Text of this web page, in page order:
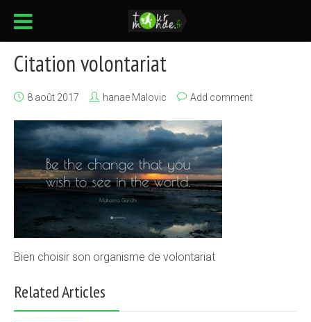
Citation volontariat
8 août 2017 hanae Malovic Add comment
Bien choisir son organisme de volontariat
Related Articles